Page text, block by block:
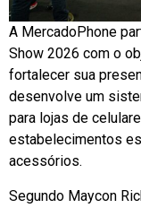
A MercadoPhone
Show 2026 com o
fortalecer sua
desenvolve um
para lojas de
estabelecimentos
acessórios.
Segundo Maycon